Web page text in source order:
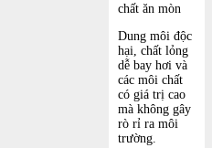
chất ăn mòn
Dung môi độc
hại, chất lỏng
dễ bay hơi và
các môi chất
có giá trị cao
mà không gây
rò rỉ ra môi
trường.